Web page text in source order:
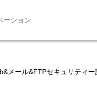
ーション
メール&FTPセキュリティー